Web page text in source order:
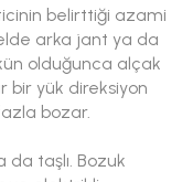
belirttiği azami
arka jant ya da
olduğunca alçak
bir yük direksiyon
bozar.
taşlı. Bozuk